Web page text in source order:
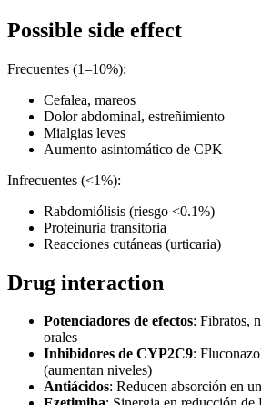
Possible side effect
Frecuentes (1–10%):
Cefalea, mareos
Dolor abdominal, estreñimiento
Mialgias leves
Aumento asintomático de CPK
Infrecuentes (<1%):
Rabdomiólisis (riesgo <0.1%)
Proteinuria transitoria
Reacciones cutáneas (urticaria)
Drug interaction
Potenciadores de efectos: Fibratos,
orales
Inhibidores de CYP2C9:
(aumentan niveles)
Antiácidos: Reducen absorción en